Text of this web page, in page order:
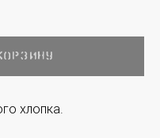
хлопка.